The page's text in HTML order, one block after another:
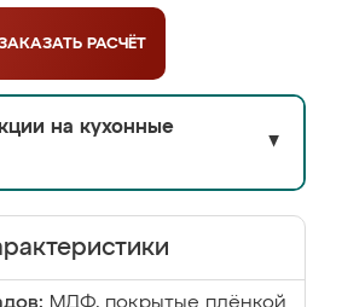
РАСЧЁТ
на кухонные
▼